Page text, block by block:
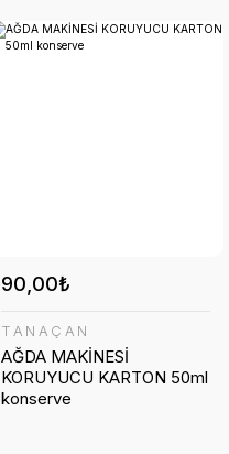
90,00₺
TANAÇAN
AĞDA MAKİNESİ
KORUYUCU KARTON 50ml
konserve